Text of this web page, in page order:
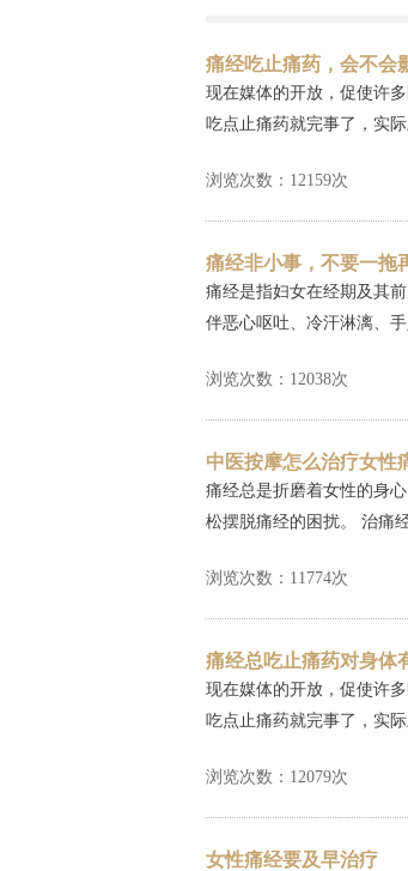
痛经吃止痛药，会不会
现在媒体的开放，促使许
吃点止痛药就完事了，实
浏览次数：12159次
痛经非小事，不要一拖
痛经是指妇女在经期及其
伴恶心呕吐、冷汗淋漓、
浏览次数：12038次
中医按摩怎么治疗女性
痛经总是折磨着女性的身
松摆脱痛经的困扰。 治痛
浏览次数：11774次
痛经总吃止痛药对身体
现在媒体的开放，促使许
吃点止痛药就完事了，实
浏览次数：12079次
女性痛经要及早治疗